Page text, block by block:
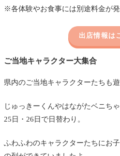
※各体験やお食事には別途料金が発
出店情報は
ご当地キャラクター大集合
県内のご当地キャラクターたちも
じゅっきーくんやはながたベニち
25日・26日で日替わり。
ふわふわのキャラクターたちにお